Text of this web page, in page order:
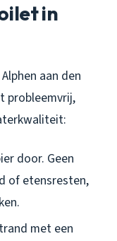
in
aan den
probleemvrij,
door. Geen
of etensresten,
met een